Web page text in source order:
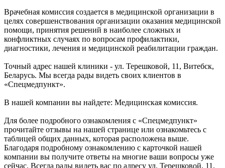
Врачебная комиссия создается в медицинской организации в
целях совершенствования организации оказания медицинской
помощи, принятия решений в наиболее сложных и
конфликтных случаях по вопросам профилактики,
диагностики, лечения и медицинской реабилитации граждан.
Точный адрес нашей клиники - ул. Терешковой, 11, Витебск,
Беларусь. Мы всегда рады видеть своих клиентов в
«Спецмедпункт».
В нашей компании вы найдете: Медицинская комиссия.
Для более подробного ознакомления с «Спецмедпункт»
прочитайте отзывы на нашей странице или ознакомьтесь с
таблицей общих данных, которая расположена выше.
Благодаря подробному ознакомлению с карточкой нашей
компании вы получите ответы на многие ваши вопросы уже
сейчас. Всегда рады видеть вас по адресу ул. Терешковой, 11,